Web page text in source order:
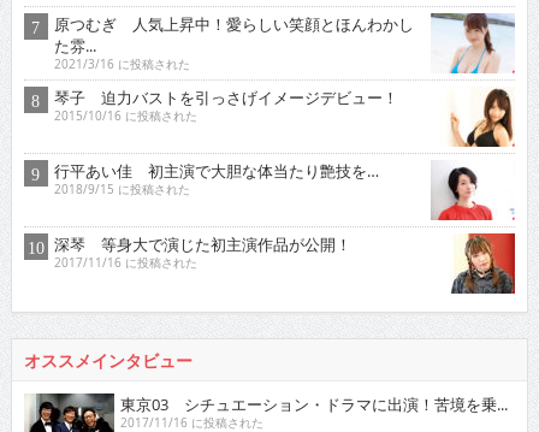
原つむぎ 人気上昇中！愛らしい笑顔とほんわかし
た雰...
2021/3/16 に投稿された
琴子 迫力バストを引っさげイメージデビュー！
2015/10/16 に投稿された
行平あい佳 初主演で大胆な体当たり艶技を…
2018/9/15 に投稿された
深琴 等身大で演じた初主演作品が公開！
2017/11/16 に投稿された
オススメインタビュー
東京03 シチュエーション・ドラマに出演！苦境を乗...
2017/11/16 に投稿された